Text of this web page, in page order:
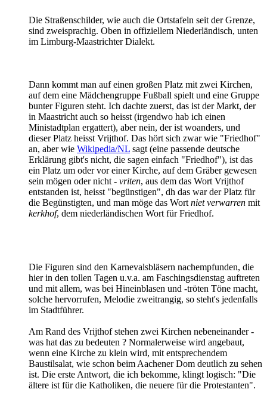
Die Straßenschilder, wie auch die Ortstafeln seit der Grenze,
sind zweisprachig. Oben in offiziellem Niederländisch, unten
im Limburg-Maastrichter Dialekt.
Dann kommt man auf einen großen Platz mit zwei Kirchen,
auf dem eine Mädchengruppe Fußball spielt und eine Gruppe
bunter Figuren steht. Ich dachte zuerst, das ist der Markt, der
in Maastricht auch so heisst (irgendwo hab ich einen
Ministadtplan ergattert), aber nein, der ist woanders, und
dieser Platz heisst Vrijthof. Das hört sich zwar wie "Friedhof"
an, aber wie Wikipedia/NL sagt (eine passende deutsche
Erklärung gibt's nicht, die sagen einfach "Friedhof"), ist das
ein Platz um oder vor einer Kirche, auf dem Gräber gewesen
sein mögen oder nicht - vriten, aus dem das Wort Vrijthof
entstanden ist, heisst "begünstigen", dh das war der Platz für
die Begünstigten, und man möge das Wort niet verwarren mit
kerkhof, dem niederländischen Wort für Friedhof.
Die Figuren sind den Karnevalsbläsern nachempfunden, die
hier in den tollen Tagen u.v.a. am Faschingsdienstag auftreten
und mit allem, was bei Hineinblasen und -tröten Töne macht,
solche hervorrufen, Melodie zweitrangig, so steht's jedenfalls
im Stadtführer.
Am Rand des Vrijthof stehen zwei Kirchen nebeneinander -
was hat das zu bedeuten ? Normalerweise wird angebaut,
wenn eine Kirche zu klein wird, mit entsprechendem
Baustilsalat, wie schon beim Aachener Dom deutlich zu sehen
ist. Die erste Antwort, die ich bekomme, klingt logisch: "Die
ältere ist für die Katholiken, die neuere für die Protestanten".